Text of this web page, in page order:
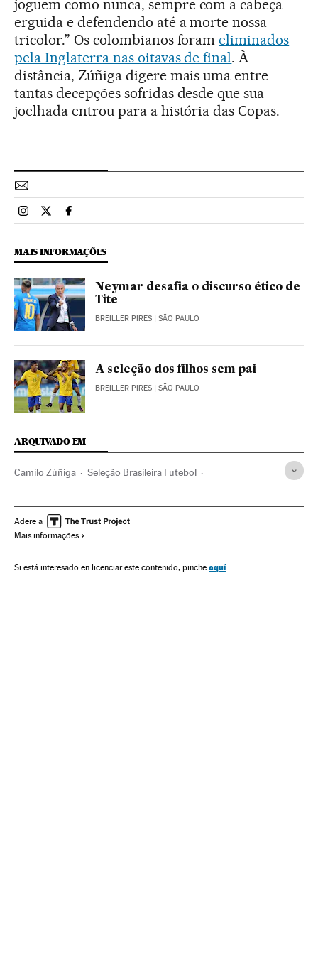
joguem como nunca, sempre com a cabeça
erguida e defendendo até a morte nossa
tricolor.” Os colombianos forameliminados
pela Inglaterra nas oitavas de final. À
distância, Zúñiga digere mais uma entre
tantas decepções sofridas desde que sua
joelhada entrou para a história das Copas.
Esportes El País Brasil en Instagram
Esportes El País Brasil en Twitter
Esportes El País Brasil en Facebook
MAIS INFORMAÇÕES
Neymar desafia o discurso ético de
Tite
BREILLER PIRES | SÃO PAULO
A seleção dos filhos sem pai
BREILLER PIRES | SÃO PAULO
ARQUIVADO EM
Camilo Zúñiga Seleção Brasileira Futebol
Atlético Nacional Neymar
Seleção colombiana
Seleções esportivas Copa do Mundo Futebol
Adere a
Mais informações
Si está interesado en licenciar este contenido, pinche aquí